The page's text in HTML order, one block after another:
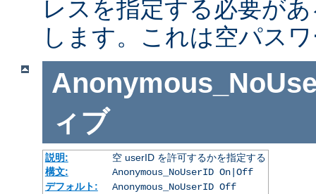
レスを指定する必要が
します。これは空パス
ィブ
説明:
空 userID を許可するかを指定する
構文:
Anonymous_NoUserID On|Off
デフォルト:
Anonymous_NoUserID Off